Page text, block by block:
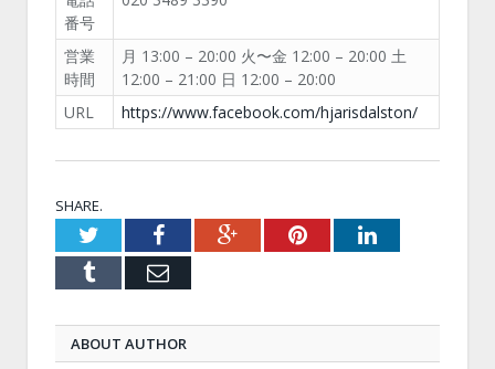
番号
営業
時間
月 13:00 – 20:00 火〜金 12:00 – 20:00 土
12:00 – 21:00 日 12:00 – 20:00
URL
https://www.facebook.com/hjarisdalston/
SHARE.
TwitterFacebookGoogle+PinterestLinkedIn
Tumblr Email
ABOUT AUTHOR